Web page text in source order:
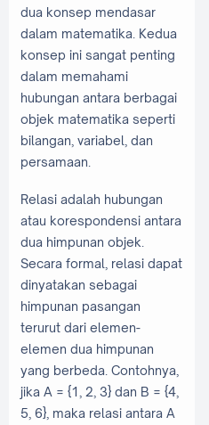
dua konsep mendasar
dalam matematika. Kedua
konsep ini sangat penting
dalam memahami
hubungan antara berbagai
objek matematika seperti
bilangan, variabel, dan
persamaan.
Relasi adalah hubungan
atau korespondensi antara
dua himpunan objek.
Secara formal, relasi dapat
dinyatakan sebagai
himpunan pasangan
terurut dari elemen-
elemen dua himpunan
yang berbeda. Contohnya,
jika A = {1, 2, 3} dan B = {4,
5, 6}, maka relasi antara A